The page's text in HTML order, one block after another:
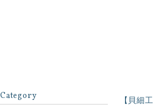
Category 【貝細